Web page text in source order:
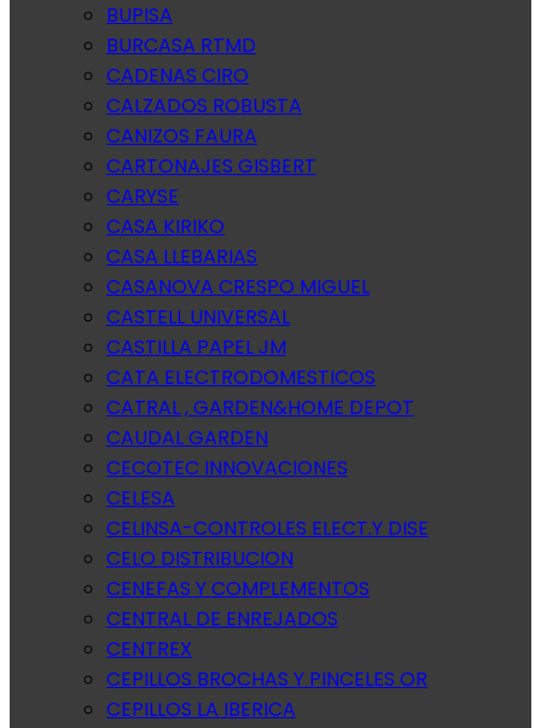
BUPISA
BURCASA RTMD
CADENAS CIRO
CALZADOS ROBUSTA
CANIZOS FAURA
CARTONAJES GISBERT
CARYSE
CASA KIRIKO
CASA LLEBARIAS
CASANOVA CRESPO MIGUEL
CASTELL UNIVERSAL
CASTILLA PAPEL JM
CATA ELECTRODOMESTICOS
CATRAL , GARDEN&HOME DEPOT
CAUDAL GARDEN
CECOTEC INNOVACIONES
CELESA
CELINSA-CONTROLES ELECT.Y DISE
CELO DISTRIBUCION
CENEFAS Y COMPLEMENTOS
CENTRAL DE ENREJADOS
CENTREX
CEPILLOS BROCHAS Y PINCELES OR
CEPILLOS LA IBERICA